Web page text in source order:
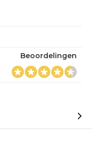
Beoordelingen